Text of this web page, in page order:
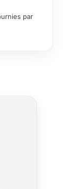
et
la
par